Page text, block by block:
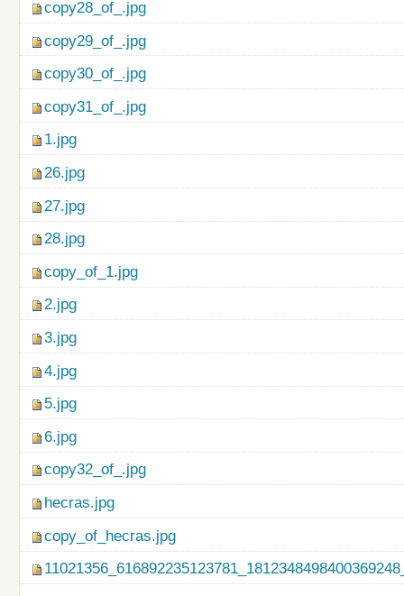
copy28_of_.jpg
copy29_of_.jpg
copy30_of_.jpg
copy31_of_.jpg
1.jpg
26.jpg
27.jpg
28.jpg
copy_of_1.jpg
2.jpg
3.jpg
4.jpg
5.jpg
6.jpg
copy32_of_.jpg
hecras.jpg
copy_of_hecras.jpg